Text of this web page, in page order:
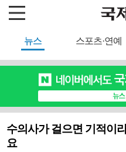
뉴스 스포츠·연예
수의사가 걸으면 기적이
요